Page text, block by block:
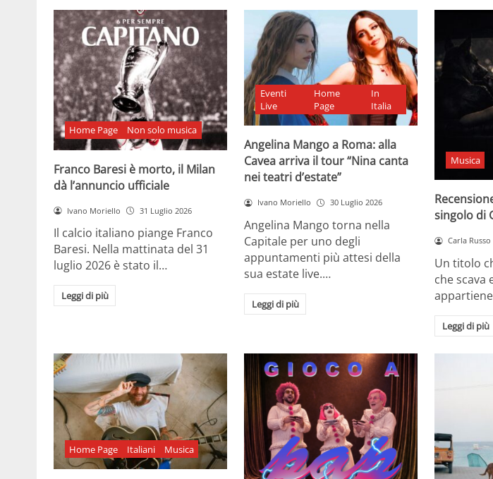
Home Page Non solo musica
Franco Baresi è morto, il Milan
dà l’annuncio ufficiale
Ivano Moriello 31 Luglio 2026
Il calcio italiano piange Franco
Baresi. Nella mattinata del 31
luglio 2026 è stato il…
Leggi di più
Eventi
Live
Home
Page
In
Italia
Angelina Mango a Roma: alla
Cavea arriva il tour “Nina canta
nei teatri d’estate”
Ivano Moriello 30 Luglio 2026
Angelina Mango torna nella
Capitale per uno degli
appuntamenti più attesi della
sua estate live.…
Leggi di più
Musica
singolo di
Carla Russo
Un titolo
che scava
Leggi di più
Home Page Italiani Musica